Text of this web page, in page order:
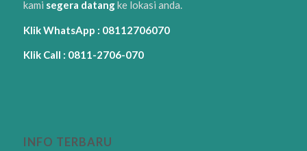
kami segera datangke lokasi anda.
Klik WhatsApp : 08112706070
Klik Call : 0811-2706-070
INFO TERBARU